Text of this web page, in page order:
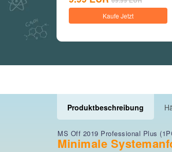
Kaufe Jetzt
Produktbeschreibung
MS Off 2019 Professional Plus
Minimale